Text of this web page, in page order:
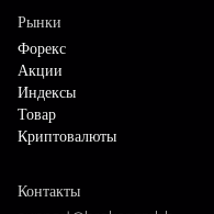
Рынки
Форекс
Акции
Индексы
Товар
Криптовалюты
Контакты